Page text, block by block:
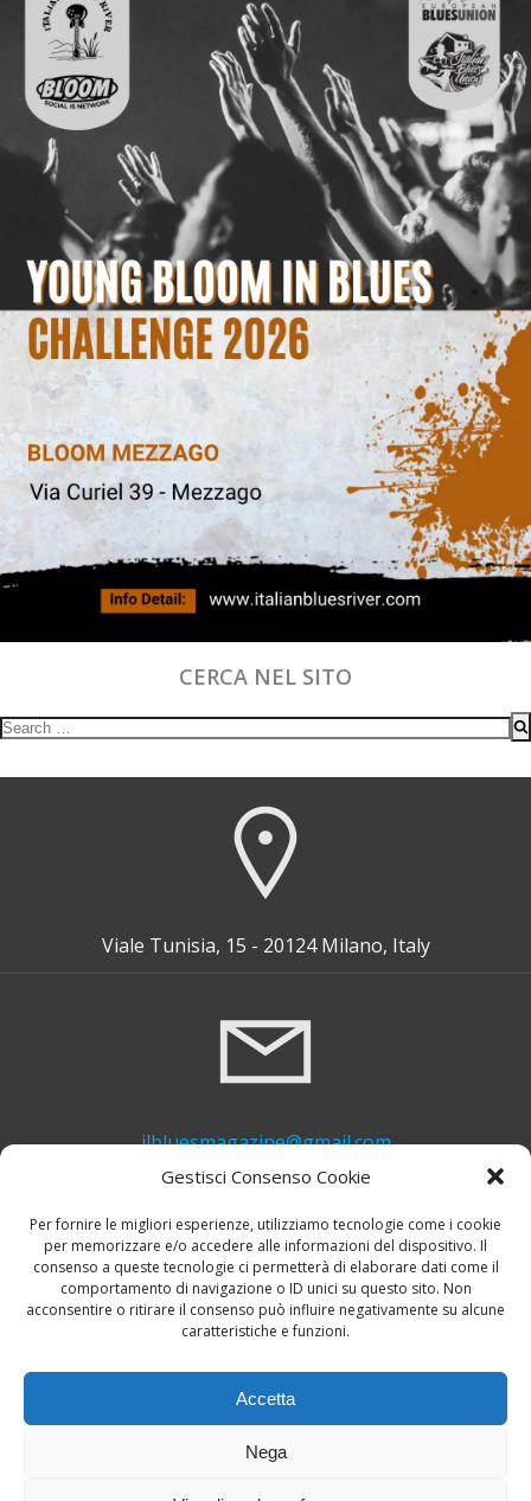
Gestisci Consenso Cookie
Per fornire le migliori esperienze, utilizziamo tecnologie come i cookie
per memorizzare e/o accedere alle informazioni del dispositivo. Il
consenso a queste tecnologie ci permetterà di elaborare dati come il
comportamento di navigazione o ID unici su questo sito. Non
acconsentire o ritirare il consenso può influire negativamente su alcune
caratteristiche e funzioni.
Accetta
Nega
CERCA NEL SITO
Search
Viale Tunisia, 15 - 20124 Milano, Italy
ilbluesmagazine@gmail.com
+39 339 748 6635